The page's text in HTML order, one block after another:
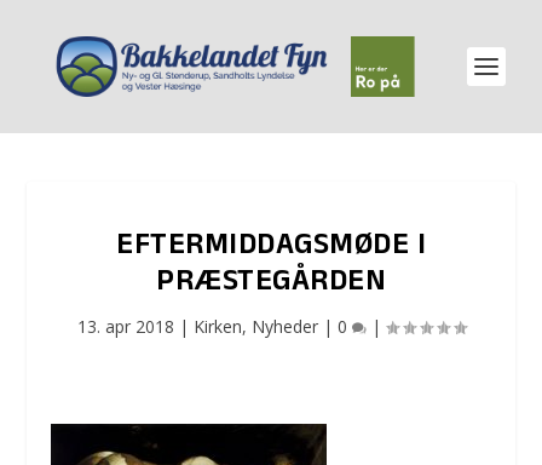
EFTERMIDDAGSMØDE I
PRÆSTEGÅRDEN
13. apr 2018 | Kirken, Nyheder| 0 |